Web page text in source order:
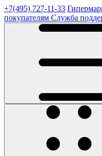
+7(495) 727-11-33
покупателям Служба